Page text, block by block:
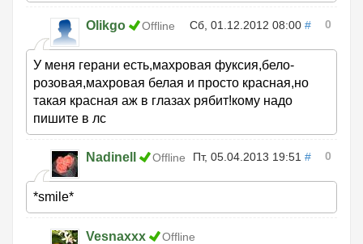
Olikgo Offline Сб, 01.12.2012 08:00 # 0
У меня герани есть,махровая фуксия,бело-
розовая,махровая белая и просто красная,но
такая красная аж в глазах рябит!кому надо
пишите в лс
Nadinell Offline Пт, 05.04.2013 19:51 # 0
*smile*
Vesnaxxx
Offline